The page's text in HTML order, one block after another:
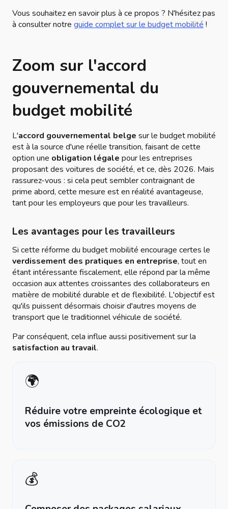
Vous souhaitez en savoir plus à ce propos ? N'hésitez pas
à consulter notre guide complet sur le budget mobilité !
Zoom sur l'accord
gouvernemental du
budget mobilité
L'accord gouvernemental belge sur le budget mobilité
est à la source d'une réelle transition, faisant de cette
option une obligation légale pour les entreprises
proposant des voitures de société, et ce, dès 2026. Mais
rassurez-vous : si cela peut sembler contraignant de
prime abord, cette mesure est en réalité avantageuse,
tant pour les employeurs que pour les travailleurs.
Les avantages pour les travailleurs
Si cette réforme du budget mobilité encourage certes le
verdissement des pratiques en entreprise, tout en
étant intéressante fiscalement, elle répond par la même
occasion aux attentes croissantes des collaborateurs en
matière de mobilité durable et de flexibilité. L'objectif est
qu'ils puissent désormais choisir d'autres moyens de
transport que le traditionnel véhicule de société.
Par conséquent, cela influe aussi positivement sur la
satisfaction au travail.
🌍
Réduire votre empreinte écologique et
vos émissions de CO2
💰